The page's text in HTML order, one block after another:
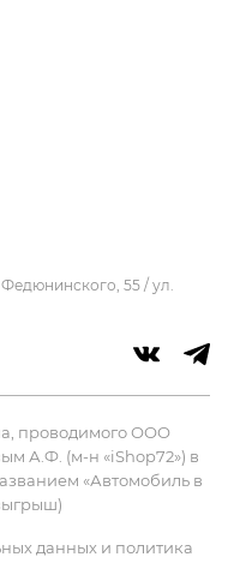
Федюнинского, 55 / ул.
данных и политика
проводимого ООО
А.Ф. (м-н «iShop72») в
«Автомобиль в